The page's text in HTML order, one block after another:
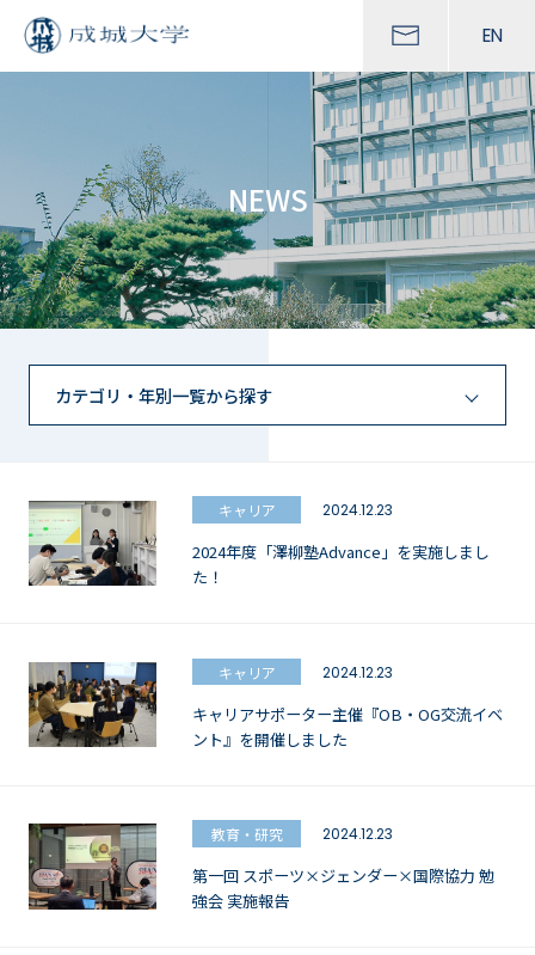
EN
NEWS
カテゴリ・年別一覧から探す
キャリア 2024.12.23
2024年度「澤柳塾Advance」を実施しまし
た！
キャリア 2024.12.23
キャリアサポーター主催『OB・OG交流イベ
ント』を開催しました
教育・研究 2024.12.23
第一回 スポーツ×ジェンダー×国際協力 勉
強会 実施報告